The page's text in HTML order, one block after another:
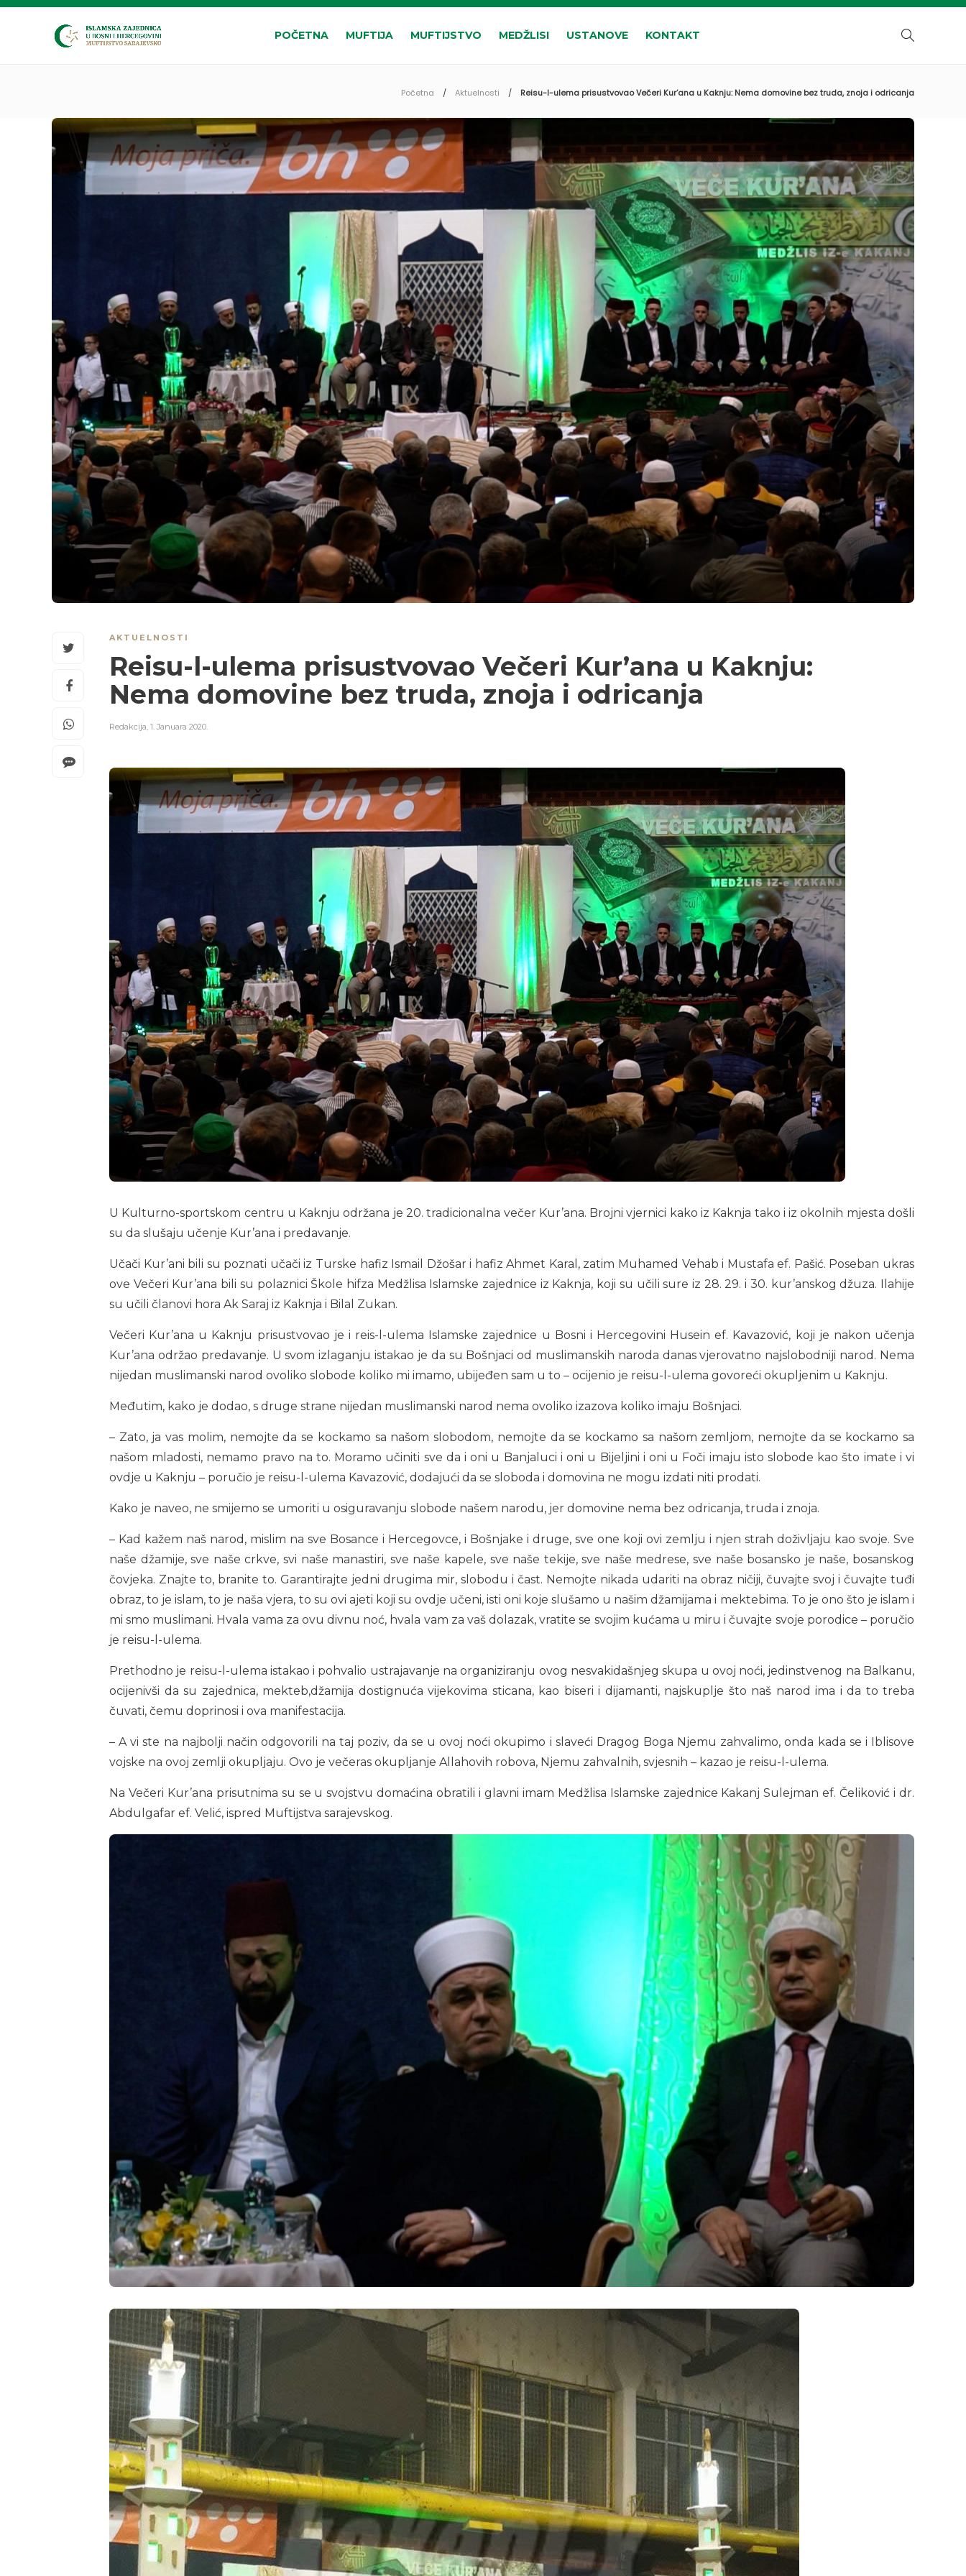
POČETNA MUFTIJA MUFTIJSTVO MEDŽLISI USTANOVE KONTAKT
Početna Aktuelnosti Reisu-l-ulema prisustvovao Večeri Kur’ana u Kaknju: Nema domovine bez truda, znoja i odricanja
AKTUELNOSTI
Reisu-l-ulema prisustvovao Večeri Kur’ana u Kaknju:
Nema domovine bez truda, znoja i odricanja
Redakcija, 1. Januara 2020.
U Kulturno-sportskom centru u Kaknju održana je 20. tradicionalna večer Kur’ana. Brojni vjernici kako iz Kaknja tako i iz okolnih mjesta došli
su da slušaju učenje Kur’ana i predavanje.
Učači Kur’ani bili su poznati učači iz Turske hafiz Ismail Džošar i hafiz Ahmet Karal, zatim Muhamed Vehab i Mustafa ef. Pašić. Poseban ukras
ove Večeri Kur’ana bili su polaznici Škole hifza Medžlisa Islamske zajednice iz Kaknja, koji su učili sure iz 28. 29. i 30. kur’anskog džuza. Ilahije
su učili članovi hora Ak Saraj iz Kaknja i Bilal Zukan.
Večeri Kur’ana u Kaknju prisustvovao je i reis-l-ulema Islamske zajednice u Bosni i Hercegovini Husein ef. Kavazović, koji je nakon učenja
Kur’ana održao predavanje. U svom izlaganju istakao je da su Bošnjaci od muslimanskih naroda danas vjerovatno najslobodniji narod. Nema
nijedan muslimanski narod ovoliko slobode koliko mi imamo, ubijeđen sam u to – ocijenio je reisu-l-ulema govoreći okupljenim u Kaknju.
Međutim, kako je dodao, s druge strane nijedan muslimanski narod nema ovoliko izazova koliko imaju Bošnjaci.
– Zato, ja vas molim, nemojte da se kockamo sa našom slobodom, nemojte da se kockamo sa našom zemljom, nemojte da se kockamo sa
našom mladosti, nemamo pravo na to. Moramo učiniti sve da i oni u Banjaluci i oni u Bijeljini i oni u Foči imaju isto slobode kao što imate i vi
ovdje u Kaknju – poručio je reisu-l-ulema Kavazović, dodajući da se sloboda i domovina ne mogu izdati niti prodati.
Kako je naveo, ne smijemo se umoriti u osiguravanju slobode našem narodu, jer domovine nema bez odricanja, truda i znoja.
– Kad kažem naš narod, mislim na sve Bosance i Hercegovce, i Bošnjake i druge, sve one koji ovi zemlju i njen strah doživljaju kao svoje. Sve
naše džamije, sve naše crkve, svi naše manastiri, sve naše kapele, sve naše tekije, sve naše medrese, sve naše bosansko je naše, bosanskog
čovjeka. Znajte to, branite to. Garantirajte jedni drugima mir, slobodu i čast. Nemojte nikada udariti na obraz ničiji, čuvajte svoj i čuvajte tuđi
obraz, to je islam, to je naša vjera, to su ovi ajeti koji su ovdje učeni, isti oni koje slušamo u našim džamijama i mektebima. To je ono što je islam i
mi smo muslimani. Hvala vama za ovu divnu noć, hvala vam za vaš dolazak, vratite se svojim kućama u miru i čuvajte svoje porodice – poručio
je reisu-l-ulema.
Prethodno je reisu-l-ulema istakao i pohvalio ustrajavanje na organiziranju ovog nesvakidašnjeg skupa u ovoj noći, jedinstvenog na Balkanu,
ocijenivši da su zajednica, mekteb,džamija dostignuća vijekovima sticana, kao biseri i dijamanti, najskuplje što naš narod ima i da to treba
čuvati, čemu doprinosi i ova manifestacija.
– A vi ste na najbolji način odgovorili na taj poziv, da se u ovoj noći okupimo i slaveći Dragog Boga Njemu zahvalimo, onda kada se i Iblisove
vojske na ovoj zemlji okupljaju. Ovo je večeras okupljanje Allahovih robova, Njemu zahvalnih, svjesnih – kazao je reisu-l-ulema.
Na Večeri Kur’ana prisutnima su se u svojstvu domaćina obratili i glavni imam Medžlisa Islamske zajednice Kakanj Sulejman ef. Čeliković i dr.
Abdulgafar ef. Velić, ispred Muftijstva sarajevskog.